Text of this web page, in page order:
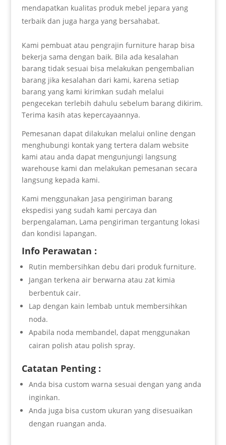
mendapatkan kualitas produk mebel jepara yang
terbaik dan juga harga yang bersahabat.
Kami pembuat atau pengrajin furniture harap bisa
bekerja sama dengan baik. Bila ada kesalahan
barang tidak sesuai bisa melakukan pengembalian
barang jika kesalahan dari kami, karena setiap
barang yang kami kirimkan sudah melalui
pengecekan terlebih dahulu sebelum barang dikirim.
Terima kasih atas kepercayaannya.
Pemesanan dapat dilakukan melalui online dengan
menghubungi kontak yang tertera dalam website
kami atau anda dapat mengunjungi langsung
warehouse kami dan melakukan pemesanan secara
langsung kepada kami.
Kami menggunakan Jasa pengiriman barang
ekspedisi yang sudah kami percaya dan
berpengalaman, Lama pengiriman tergantung lokasi
dan kondisi lapangan.
Info Perawatan :
Rutin membersihkan debu dari produk furniture.
Jangan terkena air berwarna atau zat kimia
berbentuk cair.
Lap dengan kain lembab untuk membersihkan
noda.
Apabila noda membandel, dapat menggunakan
cairan polish atau polish spray.
Catatan Penting :
Anda bisa custom warna sesuai dengan yang anda
inginkan.
Anda juga bisa custom ukuran yang disesuaikan
dengan ruangan anda.